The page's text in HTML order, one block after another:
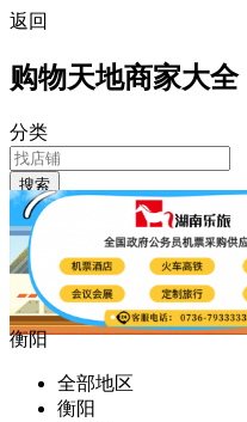
返回
购物天地商家大全
分类
搜索
衡阳
全部地区
衡阳